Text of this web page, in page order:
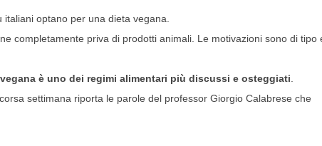
optano per una dieta vegana.
completamente priva di prodotti animali. Le motivazioni sono di tipo
è uno dei regimi alimentari più discussi e osteggiati
settimana riporta le parole del professor Giorgio Calabrese che